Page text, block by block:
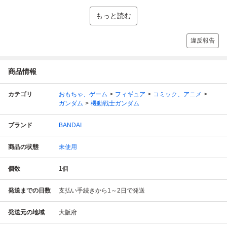
もっと読む
違反報告
商品情報
カテゴリ おもちゃ、ゲーム フィギュア
コミック、アニメ
ガンダム
機動戦士ガンダム
ブランド BANDAI
商品の状態 未使用
個数 1個
発送までの日数 支払い手続きから1～2日で発送
発送元の地域 大阪府